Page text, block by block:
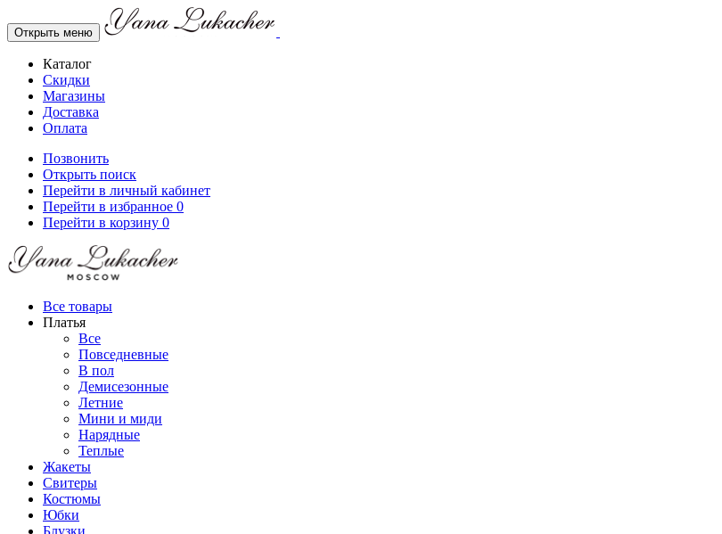
Открыть меню
Каталог
Скидки
Магазины
Доставка
Оплата
Позвонить
Открыть поиск
Перейти в личный кабинет
Перейти в избранное 0
Перейти в корзину 0
Все товары
Платья
Все
Повседневные
В пол
Демисезонные
Летние
Мини и миди
Нарядные
Теплые
Жакеты
Свитеры
Костюмы
Юбки
Блузки